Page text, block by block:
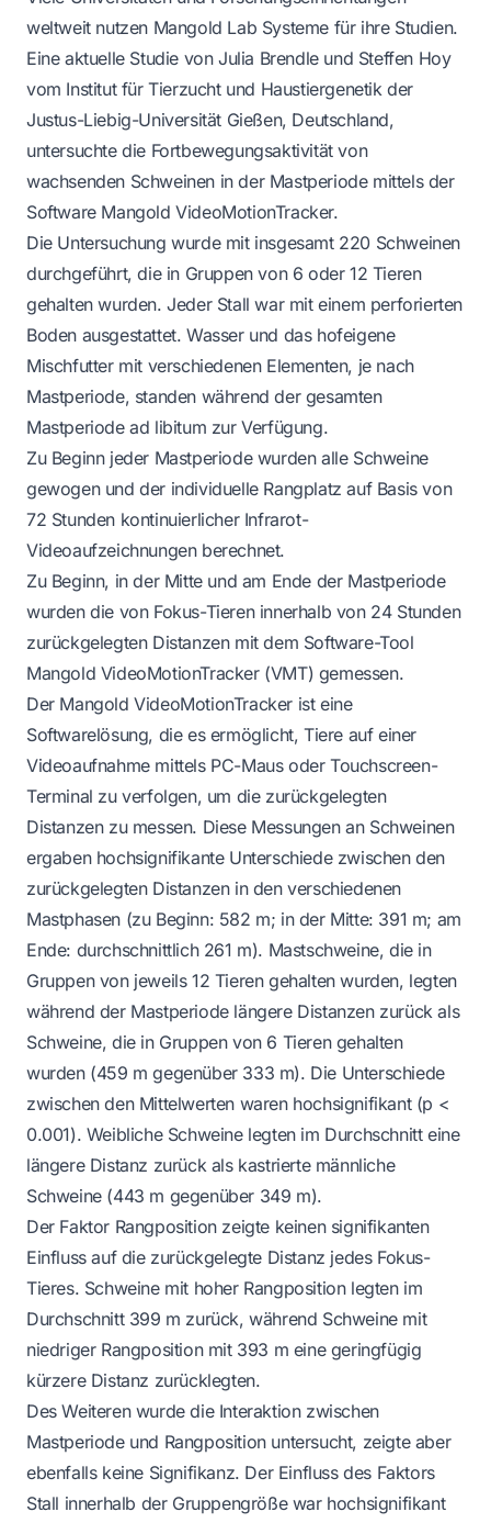
weltweit nutzen Mangold Lab Systeme für ihre Studien.
Eine aktuelle Studie von Julia Brendle und Steffen Hoy
vom Institut für Tierzucht und Haustiergenetik der
Justus-Liebig-Universität Gießen, Deutschland,
untersuchte die Fortbewegungsaktivität von
wachsenden Schweinen in der Mastperiode mittels der
Software Mangold VideoMotionTracker.
Die Untersuchung wurde mit insgesamt 220 Schweinen
durchgeführt, die in Gruppen von 6 oder 12 Tieren
gehalten wurden. Jeder Stall war mit einem perforierten
Boden ausgestattet. Wasser und das hofeigene
Mischfutter mit verschiedenen Elementen, je nach
Mastperiode, standen während der gesamten
Mastperiode ad libitum zur Verfügung.
Zu Beginn jeder Mastperiode wurden alle Schweine
gewogen und der individuelle Rangplatz auf Basis von
72 Stunden kontinuierlicher Infrarot-
Videoaufzeichnungen berechnet.
Zu Beginn, in der Mitte und am Ende der Mastperiode
wurden die von Fokus-Tieren innerhalb von 24 Stunden
zurückgelegten Distanzen mit dem Software-Tool
Mangold VideoMotionTracker (VMT) gemessen.
Der Mangold VideoMotionTracker ist eine
Softwarelösung, die es ermöglicht, Tiere auf einer
Videoaufnahme mittels PC-Maus oder Touchscreen-
Terminal zu verfolgen, um die zurückgelegten
Distanzen zu messen. Diese Messungen an Schweinen
ergaben hochsignifikante Unterschiede zwischen den
zurückgelegten Distanzen in den verschiedenen
Mastphasen (zu Beginn: 582 m; in der Mitte: 391 m; am
Ende: durchschnittlich 261 m). Mastschweine, die in
Gruppen von jeweils 12 Tieren gehalten wurden, legten
während der Mastperiode längere Distanzen zurück als
Schweine, die in Gruppen von 6 Tieren gehalten
wurden (459 m gegenüber 333 m). Die Unterschiede
zwischen den Mittelwerten waren hochsignifikant (p <
0.001). Weibliche Schweine legten im Durchschnitt eine
längere Distanz zurück als kastrierte männliche
Schweine (443 m gegenüber 349 m).
Der Faktor Rangposition zeigte keinen signifikanten
Einfluss auf die zurückgelegte Distanz jedes Fokus-
Tieres. Schweine mit hoher Rangposition legten im
Durchschnitt 399 m zurück, während Schweine mit
niedriger Rangposition mit 393 m eine geringfügig
kürzere Distanz zurücklegten.
Des Weiteren wurde die Interaktion zwischen
Mastperiode und Rangposition untersucht, zeigte aber
ebenfalls keine Signifikanz. Der Einfluss des Faktors
Stall innerhalb der Gruppengröße war hochsignifikant